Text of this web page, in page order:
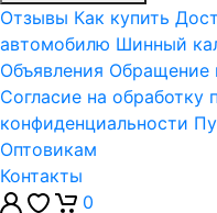
Отзывы Как купить
автомобилю Шинный
Объявления Обращение
Согласие на обработку
конфиденциальности
Оптовикам
Контакты
0